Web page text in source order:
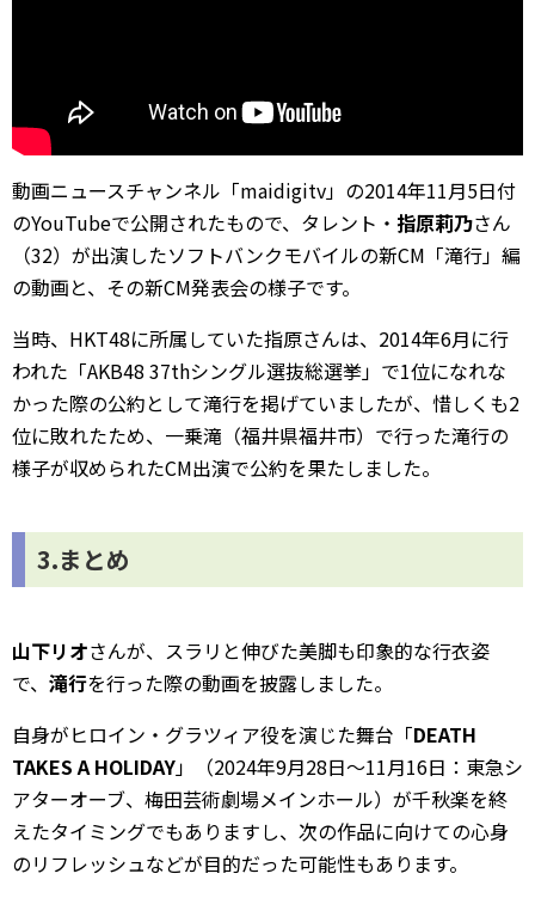
動画ニュースチャンネル「maidigitv」の2014年11月5日付
のYouTubeで公開されたもので、タレント・ 指原莉乃さん
（32）が出演したソフトバンクモバイルの新CM「滝行」編
の動画と、その新CM発表会の様子です。
当時、HKT48に所属していた指原さんは、2014年6月に行
われた「AKB48 37thシングル選抜総選挙」で1位になれな
かった際の公約として滝行を掲げていましたが、惜しくも2
位に敗れたため、一乗滝（福井県福井市）で行った滝行の
様子が収められたCM出演で公約を果たしました。
3.まとめ
山下リオさんが、スラリと伸びた美脚も印象的な行衣姿
で、 滝行を行った際の動画を披露しました。
自身がヒロイン・グラツィア役を演じた舞台「DEATH
TAKES A HOLIDAY」（2024年9月28日～11月16日：東急シ
アターオーブ、梅田芸術劇場メインホール）が千秋楽を終
えたタイミングでもありますし、次の作品に向けての心身
のリフレッシュなどが目的だった可能性もあります。